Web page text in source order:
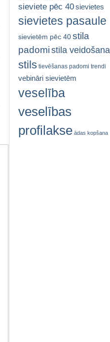
sieviete pēc 40sievietes
sievietes pasaule
sievietēm pēc 40stila
padomistila veidošana
stils tievēšanas padomi trendi
vebināri sievietēm
veselība
veselības
profilakse ādas kopšana